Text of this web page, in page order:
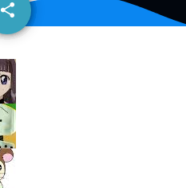
share
email